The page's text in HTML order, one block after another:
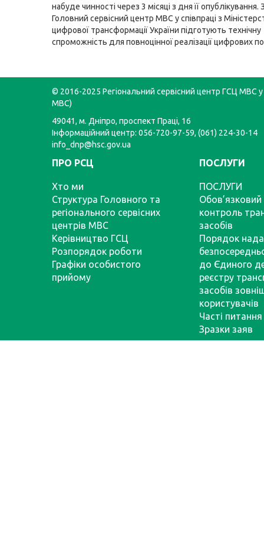
набуде чинності через 3 місяці з дня її опублікування.
Головний сервісний центр МВС у співпраці з
цифрової трансформації України підготують технічну
спроможність для повноцінної реалізації цифрових
© 2016-2025 Регіональний сервісний центр ГСЦ МВС у
МВС)
49041, м. Дніпро, проспект Праці, 16
Інформаційний центр: 056-720-97-59, (061) 224-30-14
info_dnp@hsc.gov.ua
ПРО РСЦ
Хто ми
Структура Головного та
регіонального сервісних
центрів МВС
Керівництво ГСЦ
Розпорядок роботи
Графіки особистого
прийому
ПОСЛУГИ
ПОСЛУГИ
Обов’язковий
контроль
засобів
Порядок
до Єдиного
реєстру
засобів
користувачів
Часті питання
Зразки заяв